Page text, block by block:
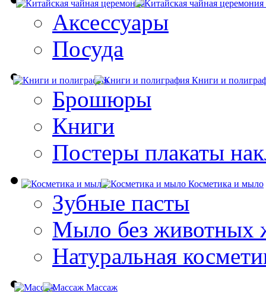
Аксессуары
Посуда
Книги и
Брошюры
Книги
Постеры плакаты
Косметика и мыло
Зубные пасты
Мыло без животных
Натуральная
Массаж